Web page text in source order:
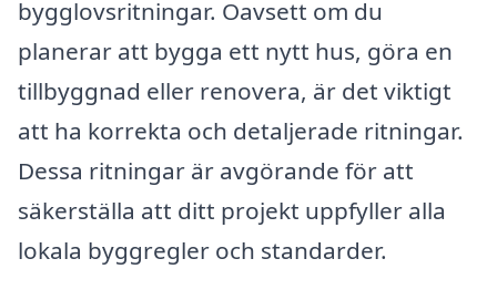
bygglovsritningar. Oavsett om du
planerar att bygga ett nytt hus, göra en
tillbyggnad eller renovera, är det viktigt
att ha korrekta och detaljerade ritningar.
Dessa ritningar är avgörande för att
säkerställa att ditt projekt uppfyller alla
lokala byggregler och standarder.